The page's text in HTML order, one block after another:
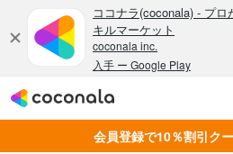
会員登録で10％割引ク